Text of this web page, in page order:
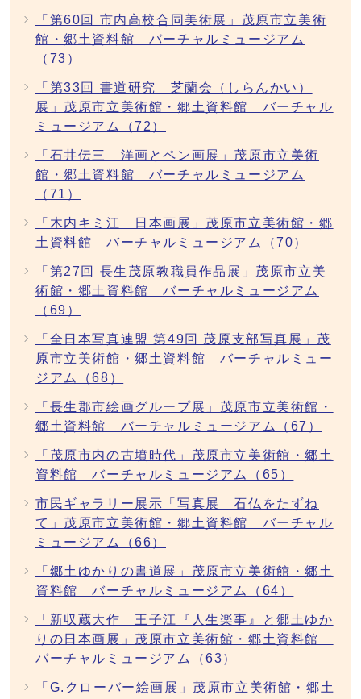
「第60回 市内高校合同美術展」茂原市立美術
館・郷土資料館 バーチャルミュージアム
（73）
「第33回 書道研究 芝蘭会（しらんかい）
展」茂原市立美術館・郷土資料館 バーチャル
ミュージアム（72）
「石井伝三 洋画とペン画展」茂原市立美術
館・郷土資料館 バーチャルミュージアム
（71）
「木内キミ江 日本画展」茂原市立美術館・郷
土資料館 バーチャルミュージアム（70）
「第27回 長生茂原教職員作品展」茂原市立美
術館・郷土資料館 バーチャルミュージアム
（69）
「全日本写真連盟 第49回 茂原支部写真展」茂
原市立美術館・郷土資料館 バーチャルミュー
ジアム（68）
「長生郡市絵画グループ展」茂原市立美術館・
郷土資料館 バーチャルミュージアム（67）
「茂原市内の古墳時代」茂原市立美術館・郷土
資料館 バーチャルミュージアム（65）
市民ギャラリー展示「写真展 石仏をたずね
て」茂原市立美術館・郷土資料館 バーチャル
ミュージアム（66）
「郷土ゆかりの書道展」茂原市立美術館・郷土
資料館 バーチャルミュージアム（64）
「新収蔵大作 王子江『人生楽事』と郷土ゆか
りの日本画展」茂原市立美術館・郷土資料館
バーチャルミュージアム（63）
「G.クローバー絵画展」茂原市立美術館・郷土